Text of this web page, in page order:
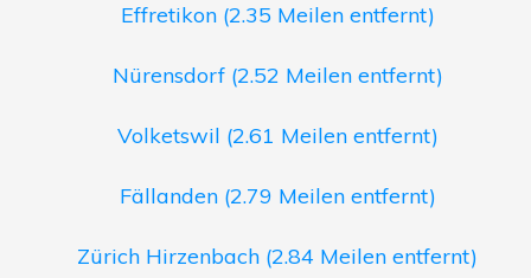
Effretikon (2.35 Meilen entfernt)
Nürensdorf (2.52 Meilen entfernt)
Volketswil (2.61 Meilen entfernt)
Fällanden (2.79 Meilen entfernt)
Zürich Hirzenbach (2.84 Meilen entfernt)